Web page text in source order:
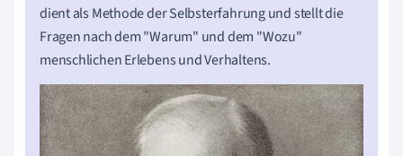
dient als Methode der Selbsterfahrung und stellt die
Fragen nach dem "Warum" und dem "Wozu"
menschlichen Erlebens und Verhaltens.